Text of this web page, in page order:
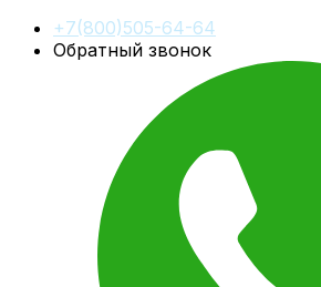
+7(800)505-64-64
Обратный звонок